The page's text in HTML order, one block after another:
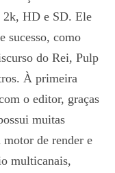
2k, HD e SD. Ele
sucesso, como
do Rei, Pulp
À primeira
o editor, graças
muitas
de render e
multicanais,